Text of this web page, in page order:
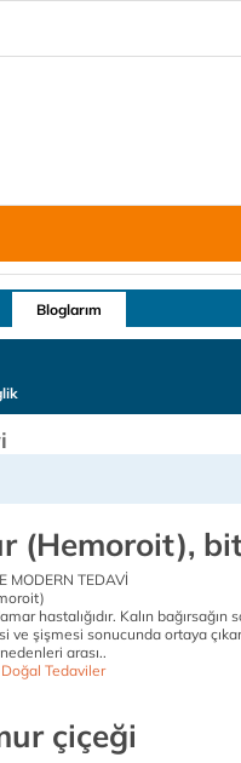
Bloglarım
(Hemoroit),
MODERN TEDAVİ
hastalığıdır. Kalın
ve şişmesi sonucunda ortaya
arası..
Doğal Tedaviler
çiçeği